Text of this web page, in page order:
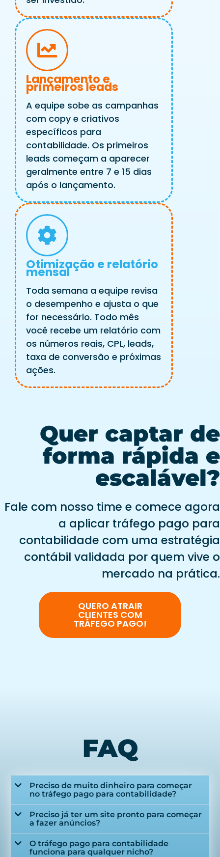
Lançamento e
primeiros leads
A equipe sobe as campanhas
com copy e criativos
específicos para
contabilidade. Os primeiros
leads começam a aparecer
geralmente entre 7 e 15 dias
após o lançamento.
Otimização e relatório
mensal
Toda semana a equipe revisa
o desempenho e ajusta o que
for necessário. Todo mês
você recebe um relatório com
os números reais, CPL, leads,
taxa de conversão e próximas
ações.
Quer captar de
forma rápida e
escalável?
Fale com nosso time e comece agora
a aplicar tráfego pago para
contabilidade com uma estratégia
contábil validada por quem vive o
mercado na prática.
QUERO ATRAIR
CLIENTES COM
TRÁFEGO PAGO!
FAQ
Preciso de muito dinheiro para começar
no tráfego pago para contabilidade?
Preciso já ter um site pronto para começar
a fazer anúncios?
O tráfego pago para contabilidade
funciona para qualquer nicho?